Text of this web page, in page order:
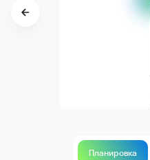
Планировка